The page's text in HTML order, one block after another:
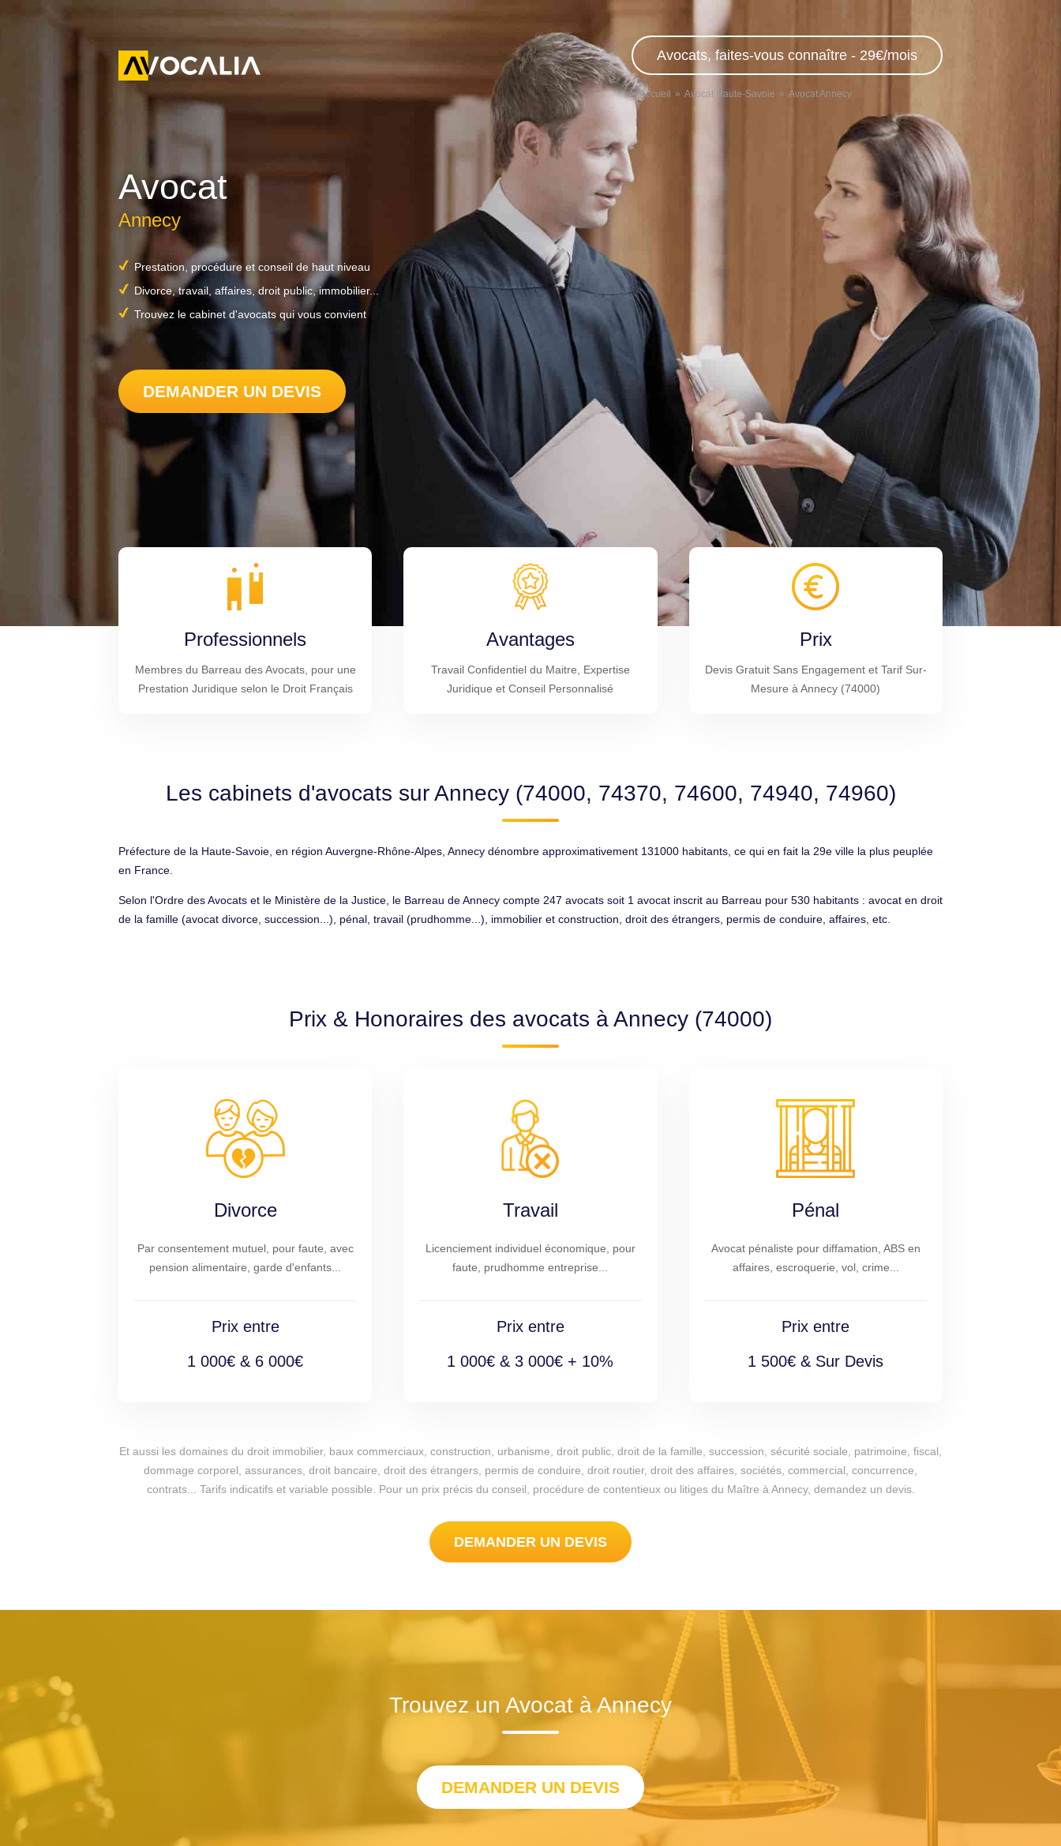
Avocats, faites-vous connaître - 29€/mois
Accueil Avocat Haute-Savoie Avocat Annecy
Avocat
Annecy
Prestation, procédure et conseil de haut niveau
Divorce, travail, affaires, droit public, immobilier...
Trouvez le cabinet d'avocats qui vous convient
DEMANDER UN DEVIS
Professionnels
Membres du Barreau des Avocats, pour une
Prestation Juridique selon le Droit Français
Avantages
Travail Confidentiel du Maitre, Expertise
Juridique et Conseil Personnalisé
Prix
Devis Gratuit Sans Engagement et Tarif Sur-
Mesure à Annecy (74000)
Les cabinets d'avocats sur Annecy (74000, 74370, 74600, 74940, 74960)
Préfecture de la Haute-Savoie, en région Auvergne-Rhône-Alpes, Annecy dénombre approximativement 131000 habitants, ce qui en fait la 29e ville la plus peuplée
en France.
Selon l'Ordre des Avocats et le Ministère de la Justice, le Barreau de Annecy compte 247 avocats soit 1 avocat inscrit au Barreau pour 530 habitants : avocat en droit
de la famille (avocat divorce, succession...), pénal, travail (prudhomme...), immobilier et construction, droit des étrangers, permis de conduire, affaires, etc.
Prix & Honoraires des avocats à Annecy (74000)
Divorce
Par consentement mutuel, pour faute, avec
pension alimentaire, garde d'enfants...
Prix entre
1 000€ & 6 000€
Travail
Licenciement individuel économique, pour
faute, prudhomme entreprise...
Prix entre
1 000€ & 3 000€ + 10%
Pénal
Avocat pénaliste pour diffamation, ABS en
affaires, escroquerie, vol, crime...
Prix entre
1 500€ & Sur Devis
Et aussi les domaines du droit immobilier, baux commerciaux, construction, urbanisme, droit public, droit de la famille, succession, sécurité sociale, patrimoine, fiscal,
dommage corporel, assurances, droit bancaire, droit des étrangers, permis de conduire, droit routier, droit des affaires, sociétés, commercial, concurrence,
contrats... Tarifs indicatifs et variable possible. Pour un prix précis du conseil, procédure de contentieux ou litiges du Maître à Annecy, demandez un devis.
DEMANDER UN DEVIS
Trouvez un Avocat à Annecy
DEMANDER UN DEVIS